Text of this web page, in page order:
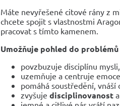
Máte nevyřešené citové rány z
chcete spojit s vlastnostmi
pracovat s tímto kamenem.
Umožňuje pohled do problémů
povzbuzuje disciplínu
uzemňuje a centruje
pomáhá soustředění, vnáší
zvyšuje disciplinovanost a